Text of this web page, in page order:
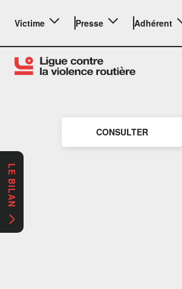
Victime Presse Adhérent
CONSULTER
LE BILAN